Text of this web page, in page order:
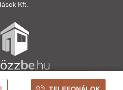
Kft.